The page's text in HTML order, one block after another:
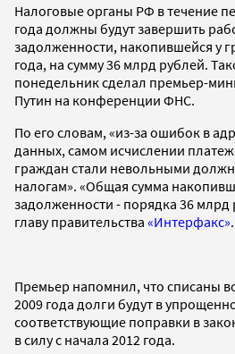
Налоговые органы РФ в течение
года должны будут завершить
задолженности, накопившейся у
года, на сумму 36 млрд рублей.
понедельник сделал премьер-
Путин на конференции ФНС.
По его словам, «из-за ошибок в
данных, самом исчислении
граждан стали невольными
налогам». «Общая сумма
задолженности - порядка 36 млрд
главу правительства «Интерфакс».
Премьер напомнил, что списаны
2009 года долги будут в
соответствующие поправки в
в силу с начала 2012 года.